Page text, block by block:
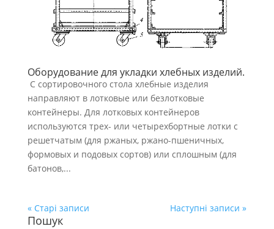
Оборудование для укладки хлебных изделий.
С сортировочного стола хлебные изделия
направляют в лотковые или безлотковые
контейнеры. Для лотковых контейнеров
используются трех- или четырехбортные лотки с
решетчатым (для ржаных, ржано-пшеничных,
формовых и подовых сортов) или сплошным (для
бато­нов,...
« Старі записи Наступні записи »
Пошук